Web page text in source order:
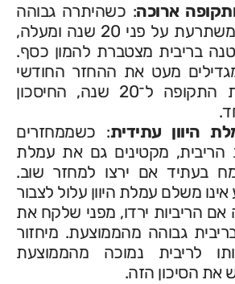
ארוכה: כשהיתרה גבוהה
והמשכנתא משתרעת על פני 20 שנה ומעלה,
בריבית מצטברת להמון כסף.
מעט את ההחזר החודשי
ומקצרים את התקופה ל־20 שנה, החיסכון
היוון עתידית: כשממחזרים
הריבית, מקטינים גם את עמלת
בעתיד אם ירצו למחזר שוב.
משלם עמלת היוון עלול לצבור
הריביות ירדו, מפני שלקח את
גבוהה מהממוצעת. מיחזור
לריבית נמוכה מהממוצעת
את הסיכון הזה.